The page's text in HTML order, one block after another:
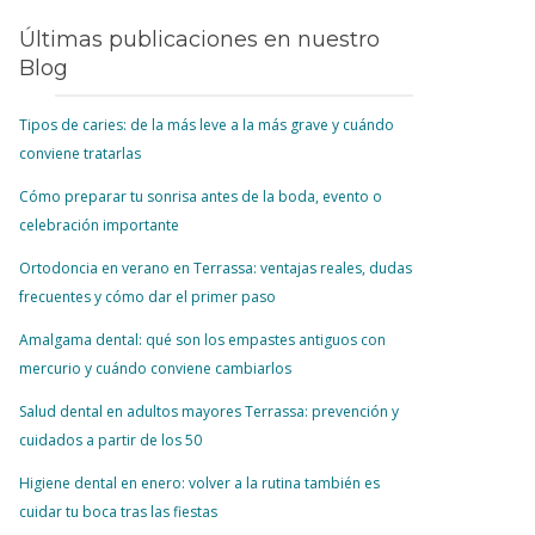
Últimas publicaciones en nuestro
Blog
Tipos de caries: de la más leve a la más grave y cuándo
conviene tratarlas
Cómo preparar tu sonrisa antes de la boda, evento o
celebración importante
Ortodoncia en verano en Terrassa: ventajas reales, dudas
frecuentes y cómo dar el primer paso
Amalgama dental: qué son los empastes antiguos con
mercurio y cuándo conviene cambiarlos
Salud dental en adultos mayores Terrassa: prevención y
cuidados a partir de los 50
Higiene dental en enero: volver a la rutina también es
cuidar tu boca tras las fiestas